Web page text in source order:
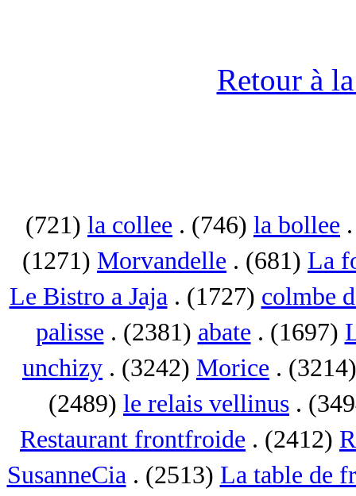
Retour à
(721) la collee . (746) la bollee
(1271) Morvandelle . (681) La
Le Bistro a Jaja. (1727) colmbe
palisse . (2381) abate . (1697)
unchizy . (3242) Morice .
(2489) le relais vellinus .
Restaurant frontfroide . (2412)
SusanneCia. (2513) La table de